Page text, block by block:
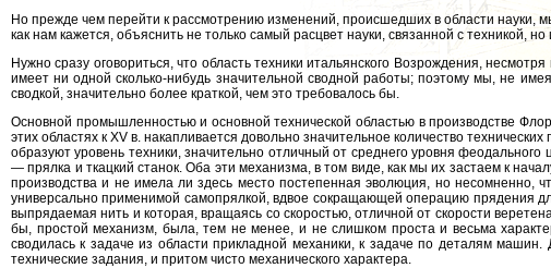
Но прежде чем перейти к рассмотрению изменений, происшедших в области науки,
как нам кажется, объяснить не только самый расцвет науки, связанной с техникой,
Нужно сразу оговориться, что область техники итальянского Возрождения,
имеет ни одной сколько-нибудь значительной сводной работы; поэтому мы, не
сводкой, значительно более краткой, чем это требовалось бы.
Основной промышленностью и основной технической областью в производстве
этих областях к XV в. накапливается довольно значительное количество
образуют уровень техники, значительно отличный от среднего уровня
— прялка и ткацкий станок. Оба эти механизма, в том виде, как мы их застаем к
производства и не имела ли здесь место постепенная эволюция, но несомненно,
универсально применимой самопрялкой, вдвое сокращающей операцию прядения
выпрядаемая нить и которая, вращаясь со скоростью, отличной от скорости
бы, простой механизм, была, тем не менее, и не слишком проста и весьма
сводилась к задаче из области прикладной механики, к задаче по деталям
технические задания, и притом чисто механического характера.